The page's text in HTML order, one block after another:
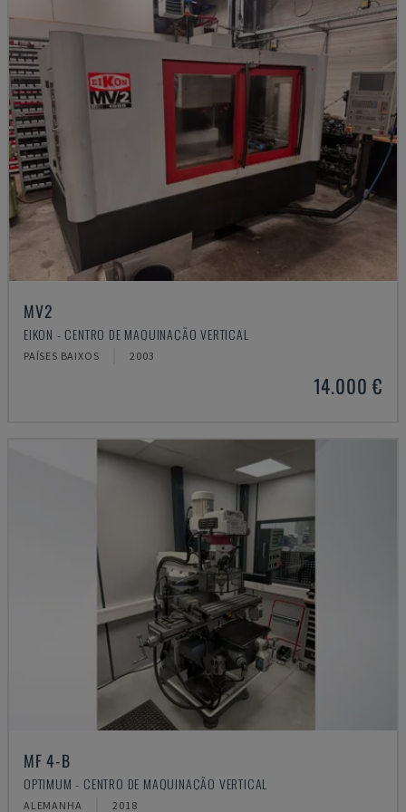
MV2
EIKON - CENTRO DE MAQUINAÇÃO VERTICAL
PAÍSES BAIXOS 2003
14.000 €
MF 4-B
OPTIMUM - CENTRO DE MAQUINAÇÃO VERTICAL
ALEMANHA 2018